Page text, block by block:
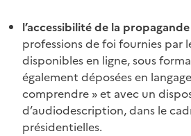
l’accessibilité de la
professions de foi fournies par
disponibles en ligne, sous
également déposées en
comprendre » et avec un
d’audiodescription, dans le
présidentielles.